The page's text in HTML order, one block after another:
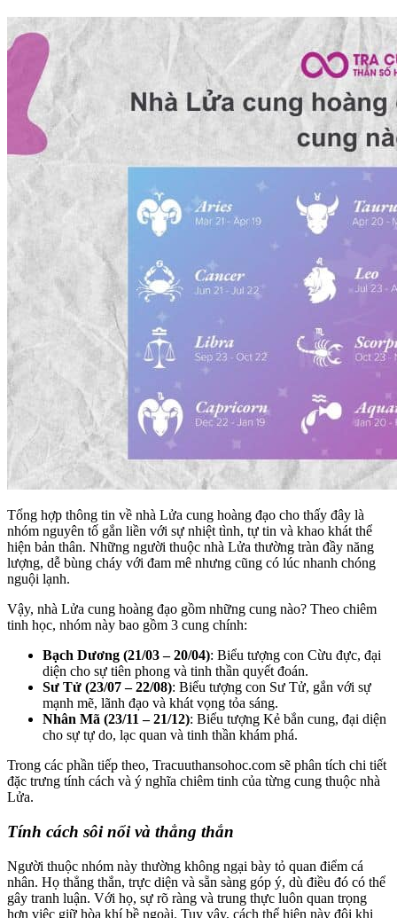
Tổng hợp thông tin về nhà Lửa cung hoàng đạo cho thấy đây là
nhóm nguyên tố gắn liền với sự nhiệt tình, tự tin và khao khát thể
hiện bản thân. Những người thuộc nhà Lửa thường tràn đầy năng
lượng, dễ bùng cháy với đam mê nhưng cũng có lúc nhanh chóng
nguội lạnh.
Vậy, nhà Lửa cung hoàng đạo gồm những cung nào? Theo chiêm
tinh học, nhóm này bao gồm 3 cung chính:
Bạch Dương (21/03 – 20/04): Biểu tượng con Cừu đực, đại
diện cho sự tiên phong và tinh thần quyết đoán.
Sư Tử (23/07 – 22/08): Biểu tượng con Sư Tử, gắn với sự
mạnh mẽ, lãnh đạo và khát vọng tỏa sáng.
Nhân Mã (23/11 – 21/12): Biểu tượng Kẻ bắn cung, đại diện
cho sự tự do, lạc quan và tinh thần khám phá.
Trong các phần tiếp theo, Tracuuthansohoc.com sẽ phân tích chi tiết
đặc trưng tính cách và ý nghĩa chiêm tinh của từng cung thuộc nhà
Lửa.
Tính cách sôi nổi và thẳng thắn
Người thuộc nhóm này thường không ngại bày tỏ quan điểm cá
nhân. Họ thẳng thắn, trực diện và sẵn sàng góp ý, dù điều đó có thể
gây tranh luận. Với họ, sự rõ ràng và trung thực luôn quan trọng
hơn việc giữ hòa khí bề ngoài. Tuy vậy, cách thể hiện này đôi khi